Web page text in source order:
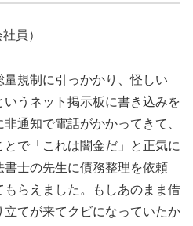
員）
規制に引っかかり、怪しい
いうネット掲示板に書き込みを
通知で電話がかかってきて、
で「これは闇金だ」と正気に
士の先生に債務整理を依頼
もらえました。もしあのまま借
立てが来てクビになっていたか